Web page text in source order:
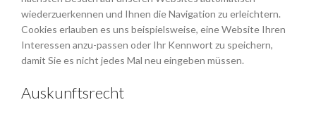
wiederzuerkennen und Ihnen die Navigation zu erleichtern.
Cookies erlauben es uns beispielsweise, eine Website Ihren
Interessen anzu-passen oder Ihr Kennwort zu speichern,
damit Sie es nicht jedes Mal neu eingeben müssen.
Auskunftsrecht